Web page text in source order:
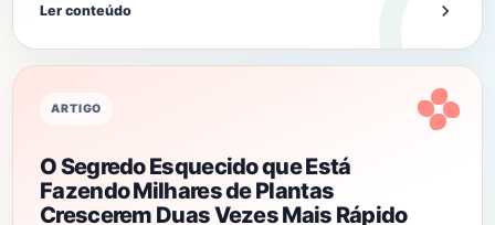
Ler conteúdo
ARTIGO
O Segredo Esquecido que Está
Fazendo Milhares de Plantas
Crescerem Duas Vezes Mais Rápido